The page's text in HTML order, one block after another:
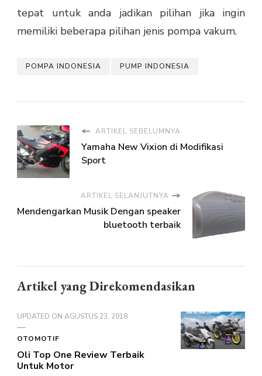
tepat untuk anda jadikan pilihan jika ingin
memiliki beberapa pilihan jenis pompa vakum.
POMPA INDONESIA PUMP INDONESIA
ARTIKEL SEBELUMNYA
Yamaha New Vixion di Modifikasi
Sport
ARTIKEL SELANJUTNYA
Mendengarkan Musik Dengan speaker
bluetooth terbaik
Artikel yang Direkomendasikan
UPDATED ON AGUSTUS 23, 2018
OTOMOTIF
Oli Top One Review Terbaik
Untuk Motor